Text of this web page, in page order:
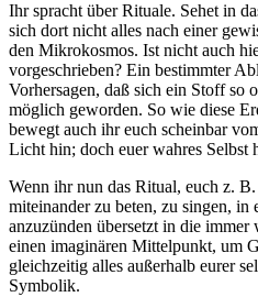
Ihr spracht über Rituale. Sehet in
sich dort nicht alles nach einer
den Mikrokosmos. Ist nicht auch
vorgeschrieben? Ein bestimmter
Vorhersagen, daß sich ein Stoff so
möglich geworden. So wie diese
bewegt auch ihr euch scheinbar
Licht hin; doch euer wahres Selbst
Wenn ihr nun das Ritual, euch z.
miteinander zu beten, zu singen,
anzuzünden übersetzt in die
einen imaginären Mittelpunkt, um
gleichzeitig alles außerhalb eurer
Symbolik.